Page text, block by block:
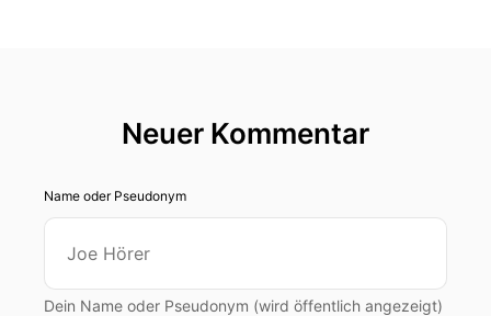
Neuer Kommentar
Name oder Pseudonym
Dein Name oder Pseudonym (wird öffentlich angezeigt)